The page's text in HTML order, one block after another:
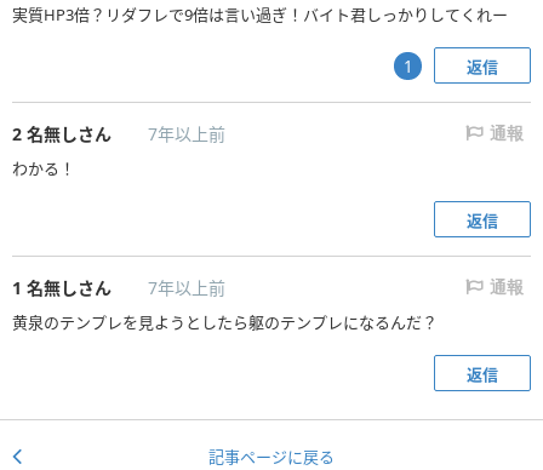
実質HP3倍？リダフレで9倍は言い過ぎ！バイト君しっかりしてくれー
返信
1
2 名無しさん 7年以上前 通報
わかる！
返信
1 名無しさん 7年以上前 通報
黄泉のテンプレを見ようとしたら躯のテンプレになるんだ？
返信
記事ページに戻る